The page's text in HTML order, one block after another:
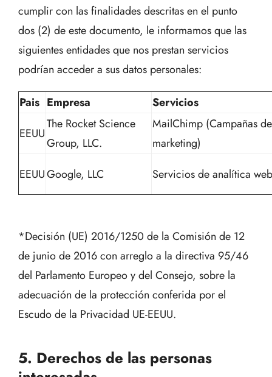
cumplir con las finalidades descritas en el punto
dos (2) de este documento, le informamos que las
siguientes entidades que nos prestan servicios
podrían acceder a sus datos personales:
Pais Empresa
Servicios
EEUU
The Rocket Science
Group, LLC.
MailChimp (Campañas de
marketing)
EEUUGoogle, LLC Servicios de analítica web
*Decisión (UE) 2016/1250 de la Comisión de 12
de junio de 2016 con arreglo a la directiva 95/46
del Parlamento Europeo y del Consejo, sobre la
adecuación de la protección conferida por el
Escudo de la Privacidad UE-EEUU.
5. Derechos de las personas